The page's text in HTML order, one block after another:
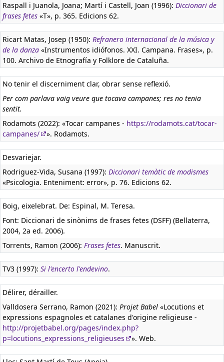
Raspall i Juanola, Joana; Martí i Castell, Joan (1996): Diccionari de
frases fetes «T», p. 365. Edicions 62.
Ricart Matas, Josep (1950): Refranero internacional de la música y
de la danza «Instrumentos idiófonos. XXI. Campana. Frases», p.
100. Archivo de Etnografía y Folklore de Cataluña.
No tenir el discerniment clar, obrar sense reflexió.
Per com parlava vaig veure que tocava campanes; res no tenia
sentit.
Rodamots (2022): «Tocar campanes - https://rodamots.cat/tocar-
campanes/
». Rodamots.
Desvariejar.
Rodriguez-Vida, Susana (1997): Diccionari temàtic de modismes
«Psicologia. Enteniment: error», p. 76. Edicions 62.
Boig, eixelebrat. De: Espinal, M. Teresa.
Font: Diccionari de sinònims de frases fetes (DSFF) (Bellaterra,
2004, 2a ed. 2006).
Torrents, Ramon (2006): Frases fetes. Manuscrit.
TV3 (1997): Si l'encerto l'endevino.
Délirer, dérailler.
Valldosera Serrano, Ramon (2021): Projet Babel «Locutions et
expressions espagnoles et catalanes d'origine religieuse -
http://projetbabel.org/pages/index.php?
p=locutions_expressions_religieuses
». Web.